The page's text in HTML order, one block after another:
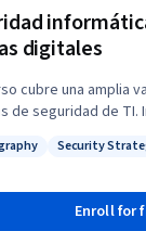
digitales
cubre una amplia
de seguridad de TI.
de cifrado y cómo
autorización y
de red, que van
Status:
Security
Enroll for